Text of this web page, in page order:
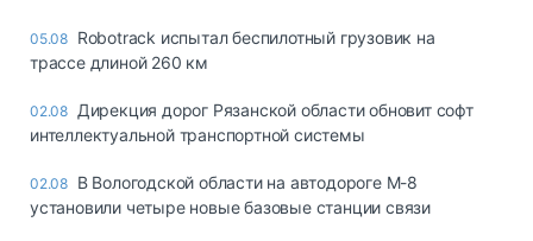
05.08 Robotrack испытал беспилотный грузовик на
трассе длиной 260 км
02.08 Дирекция дорог Рязанской области обновит софт
интеллектуальной транспортной системы
02.08 В Вологодской области на автодороге М-8
установили четыре новые базовые станции связи